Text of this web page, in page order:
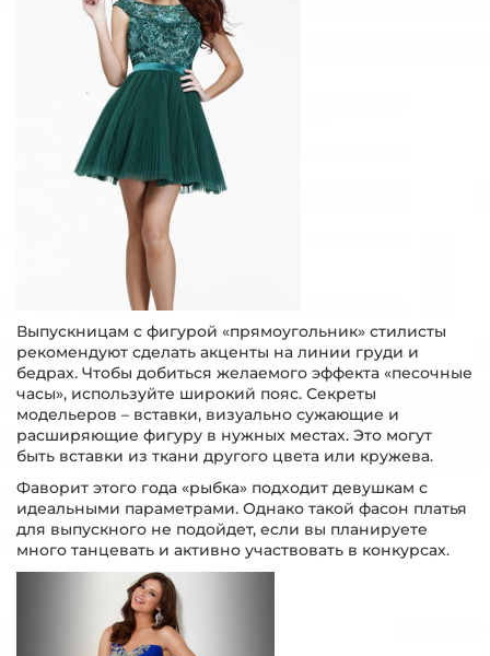
Выпускницам с фигурой «прямоугольник» стилисты
рекомендуют сделать акценты на линии груди и
бедрах. Чтобы добиться желаемого эффекта «песочные
часы», используйте широкий пояс. Секреты
модельеров – вставки, визуально сужающие и
расширяющие фигуру в нужных местах. Это могут
быть вставки из ткани другого цвета или кружева.
Фаворит этого года «рыбка» подходит девушкам с
идеальными параметрами. Однако такой фасон платья
для выпускного не подойдет, если вы планируете
много танцевать и активно участвовать в конкурсах.